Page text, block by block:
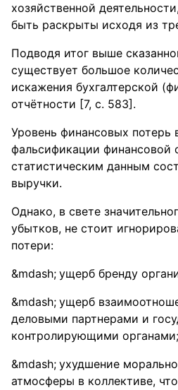
хозяйственной
быть раскрыты исходя из
Подводя итог выше
существует большое
искажения бухгалтерской
отчётности [7, с. 583].
Уровень финансовых потерь
фальсификации финансовой
статистическим данным
выручки.
Однако, в свете
убытков, не стоит
потери:
ущерб бренду
ущерб
деловыми партнерами и
контролирующими органами;
ухудшение
атмосферы в коллективе,